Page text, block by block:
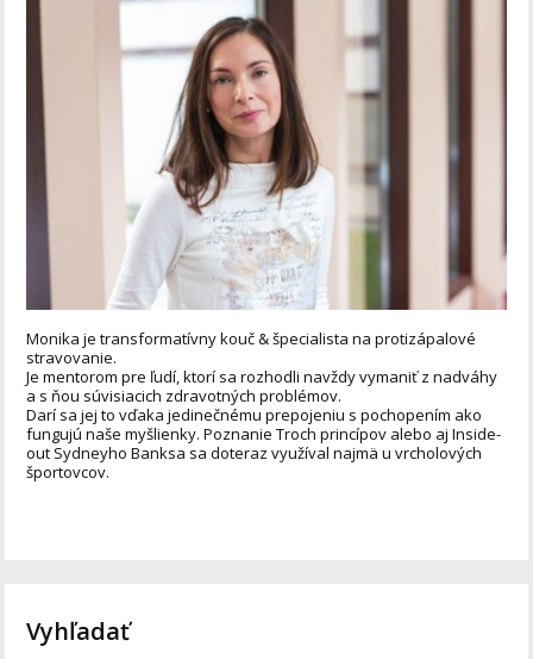
Monika je transformatívny kouč & špecialista na protizápalové
stravovanie.
Je mentorom pre ľudí, ktorí sa rozhodli navždy vymaniť z nadváhy
a s ňou súvisiacich zdravotných problémov.
Darí sa jej to vďaka jedinečnému prepojeniu s pochopením ako
fungujú naše myšlienky. Poznanie Troch princípov alebo aj Inside-
out Sydneyho Banksa sa doteraz využíval najmä u vrcholových
športovcov.
Vyhľadať